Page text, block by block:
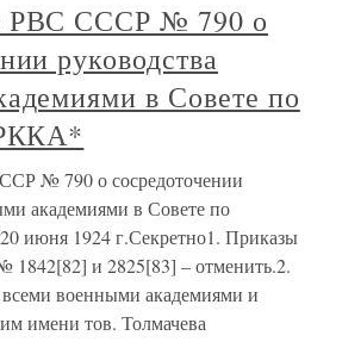
РВС СССР № 790 о
руководства
в Совете по
№ 790 о сосредоточении
академиями в Совете по
июня 1924 г.Секретно1. Приказы
и 2825[83] – отменить.2.
военными академиями и
имени тов. Толмачева